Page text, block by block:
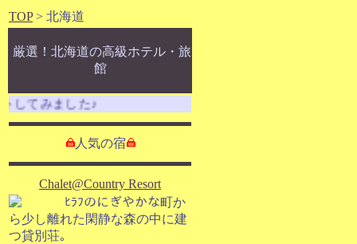
TOP> 北海道
厳選！北海道の高級ホテル・旅
館
てみました♪
人気の宿
Chalet@Country Resort
ﾋﾗﾌのにぎやかな町か
ら少し離れた閑静な森の中に建
つ貸別荘｡